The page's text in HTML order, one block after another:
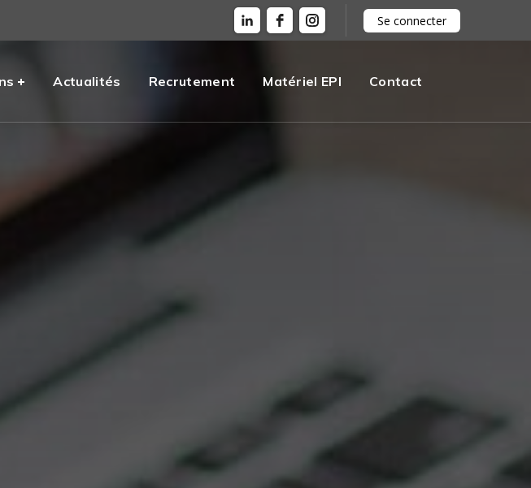
Se connecter
Actualités Recrutement Matériel EPI Contact